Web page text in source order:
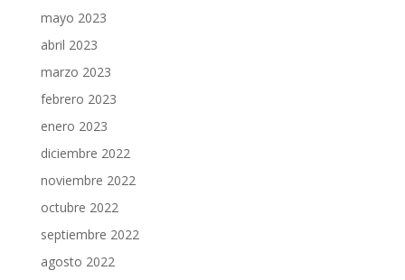
mayo 2023
abril 2023
marzo 2023
febrero 2023
enero 2023
diciembre 2022
noviembre 2022
octubre 2022
septiembre 2022
agosto 2022